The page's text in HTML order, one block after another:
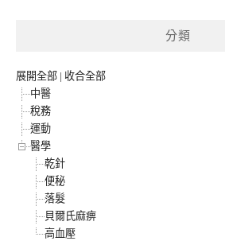
分類
展開全部 | 收合全部
中醫
稅務
運動
醫學
乾針
便秘
落髮
貝爾氏麻痹
高血壓